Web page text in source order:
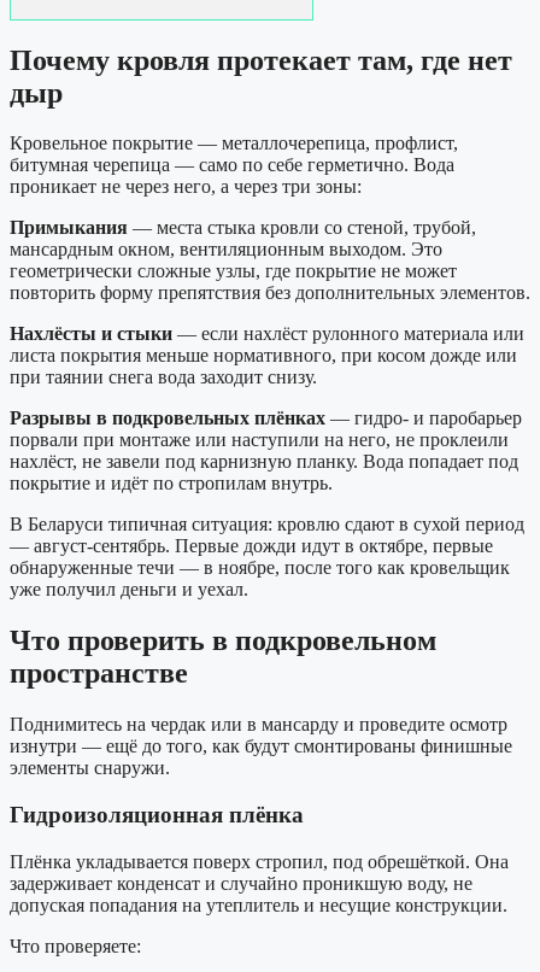
Почему кровля протекает там, где нет
дыр
Кровельное покрытие — металлочерепица, профлист,
битумная черепица — само по себе герметично. Вода
проникает не через него, а через три зоны:
Примыкания — места стыка кровли со стеной, трубой,
мансардным окном, вентиляционным выходом. Это
геометрически сложные узлы, где покрытие не может
повторить форму препятствия без дополнительных элементов.
Нахлёсты и стыки — если нахлёст рулонного материала или
листа покрытия меньше нормативного, при косом дожде или
при таянии снега вода заходит снизу.
Разрывы в подкровельных плёнках — гидро- и паробарьер
порвали при монтаже или наступили на него, не проклеили
нахлёст, не завели под карнизную планку. Вода попадает под
покрытие и идёт по стропилам внутрь.
В Беларуси типичная ситуация: кровлю сдают в сухой период
— август-сентябрь. Первые дожди идут в октябре, первые
обнаруженные течи — в ноябре, после того как кровельщик
уже получил деньги и уехал.
Что проверить в подкровельном
пространстве
Поднимитесь на чердак или в мансарду и проведите осмотр
изнутри — ещё до того, как будут смонтированы финишные
элементы снаружи.
Гидроизоляционная плёнка
Плёнка укладывается поверх стропил, под обрешёткой. Она
задерживает конденсат и случайно проникшую воду, не
допуская попадания на утеплитель и несущие конструкции.
Что проверяете: